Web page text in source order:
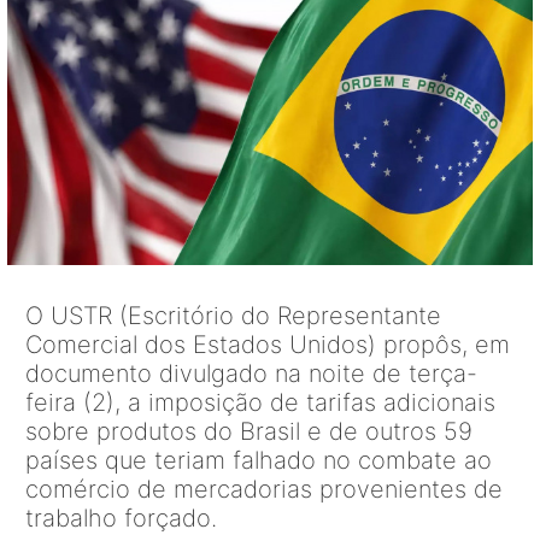
O USTR (Escritório do Representante
Comercial dos Estados Unidos) propôs, em
documento divulgado na noite de terça-
feira (2), a imposição de tarifas adicionais
sobre produtos do Brasil e de outros 59
países que teriam falhado no combate ao
comércio de mercadorias provenientes de
trabalho forçado.